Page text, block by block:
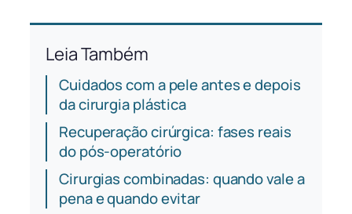
Leia Também
Cuidados com a pele antes e depois
da cirurgia plástica
Recuperação cirúrgica: fases reais
do pós-operatório
Cirurgias combinadas: quando vale a
pena e quando evitar